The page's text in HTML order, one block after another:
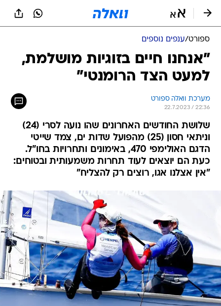
ספורט/ענפים נוספים
"אנחנו חיים בזוגיות מושלמת,
למעט הצד הרומנטי"
מערכת וואלה ספורט
22.7.2023 / 22:36
שלושת החודשים האחרונים שהו נועה לסרי (24)
וניתאי חסון (25) מהפועל שדות ים, צמד שייטי
הדגם האולימפי 470, באימונים ותחרויות בחו"ל.
כעת הם יוצאים לעוד תחרות משמעותית ובטוחים:
"אין אצלנו אגו, רוצים רק להצליח"